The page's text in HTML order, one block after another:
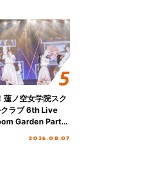
蓮ノ空女学院スク
クラブ 6th Live
Garden Party
2026.08.07